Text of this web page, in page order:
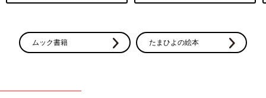
ムック書籍 たまひよの絵本